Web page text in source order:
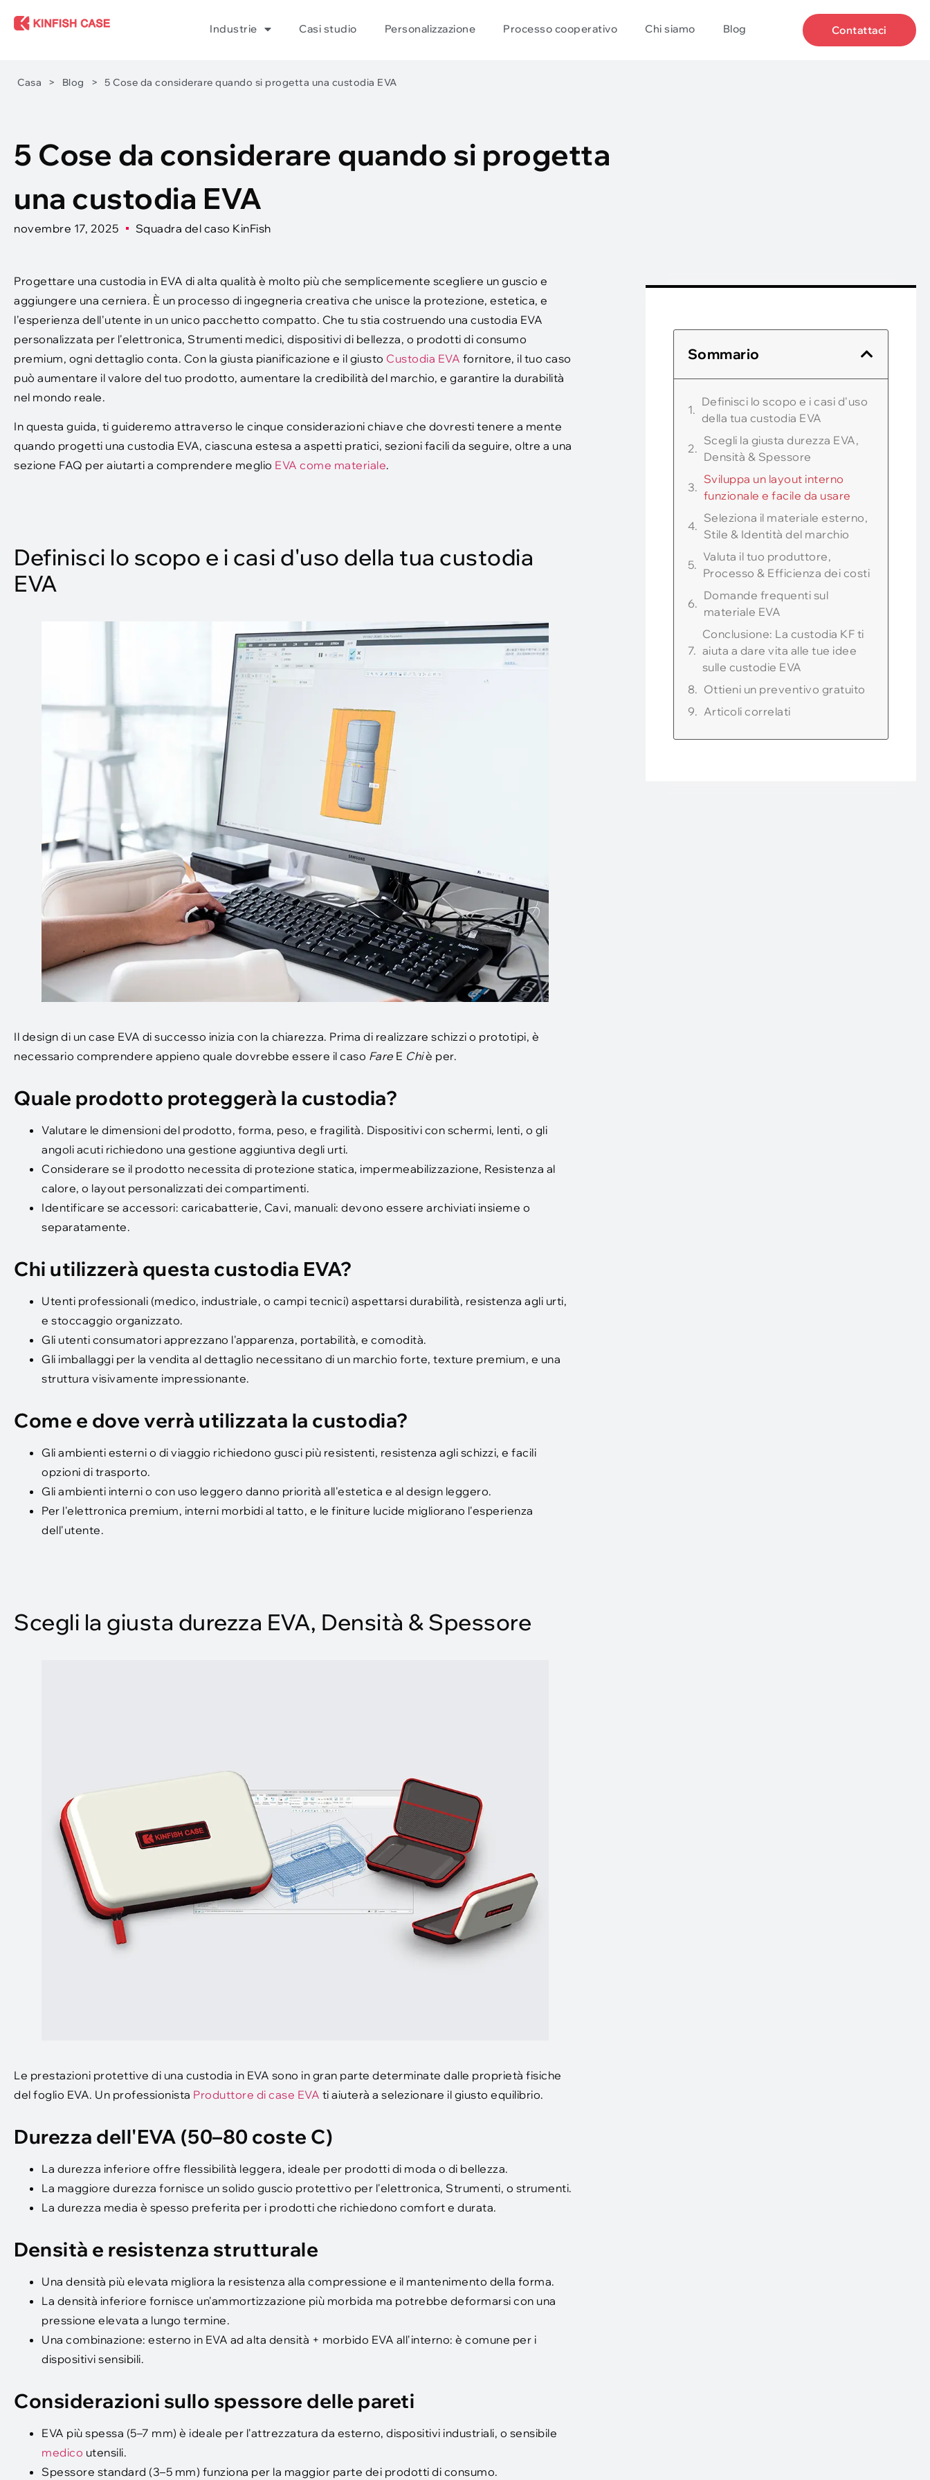
Industrie Casi studio Personalizzazione Processo cooperativo Chi siamo Blog Contattaci
Casa > Blog > 5 Cose da considerare quando si progetta una custodia EVA
5 Cose da considerare quando si progetta
una custodia EVA
novembre 17, 2025 Squadra del caso KinFish
Progettare una custodia in EVA di alta qualità è molto più che semplicemente scegliere un guscio e
aggiungere una cerniera. È un processo di ingegneria creativa che unisce la protezione, estetica, e
l'esperienza dell'utente in un unico pacchetto compatto. Che tu stia costruendo una custodia EVA
personalizzata per l'elettronica, Strumenti medici, dispositivi di bellezza, o prodotti di consumo
premium, ogni dettaglio conta. Con la giusta pianificazione e il giusto Custodia EVA fornitore, il tuo caso
può aumentare il valore del tuo prodotto, aumentare la credibilità del marchio, e garantire la durabilità
nel mondo reale.
In questa guida, ti guideremo attraverso le cinque considerazioni chiave che dovresti tenere a mente
quando progetti una custodia EVA, ciascuna estesa a aspetti pratici, sezioni facili da seguire, oltre a una
sezione FAQ per aiutarti a comprendere meglio EVA come materiale.
Definisci lo scopo e i casi d'uso della tua custodia
EVA
Il design di un case EVA di successo inizia con la chiarezza. Prima di realizzare schizzi o prototipi, è
necessario comprendere appieno quale dovrebbe essere il caso Fare E Chiè per.
Quale prodotto proteggerà la custodia?
Valutare le dimensioni del prodotto, forma, peso, e fragilità. Dispositivi con schermi, lenti, o gli
angoli acuti richiedono una gestione aggiuntiva degli urti.
Considerare se il prodotto necessita di protezione statica, impermeabilizzazione, Resistenza al
calore, o layout personalizzati dei compartimenti.
Identificare se accessori: caricabatterie, Cavi, manuali: devono essere archiviati insieme o
separatamente.
Chi utilizzerà questa custodia EVA?
Utenti professionali (medico, industriale, o campi tecnici) aspettarsi durabilità, resistenza agli urti,
e stoccaggio organizzato.
Gli utenti consumatori apprezzano l'apparenza, portabilità, e comodità.
Gli imballaggi per la vendita al dettaglio necessitano di un marchio forte, texture premium, e una
struttura visivamente impressionante.
Come e dove verrà utilizzata la custodia?
Gli ambienti esterni o di viaggio richiedono gusci più resistenti, resistenza agli schizzi, e facili
opzioni di trasporto.
Gli ambienti interni o con uso leggero danno priorità all'estetica e al design leggero.
Per l'elettronica premium, interni morbidi al tatto, e le finiture lucide migliorano l'esperienza
dell'utente.
Scegli la giusta durezza EVA, Densità & Spessore
Le prestazioni protettive di una custodia in EVA sono in gran parte determinate dalle proprietà fisiche
del foglio EVA. Un professionista Produttore di case EVA ti aiuterà a selezionare il giusto equilibrio.
Durezza dell'EVA (50–80 coste C)
La durezza inferiore offre flessibilità leggera, ideale per prodotti di moda o di bellezza.
La maggiore durezza fornisce un solido guscio protettivo per l'elettronica, Strumenti, o strumenti.
La durezza media è spesso preferita per i prodotti che richiedono comfort e durata.
Densità e resistenza strutturale
Una densità più elevata migliora la resistenza alla compressione e il mantenimento della forma.
La densità inferiore fornisce un'ammortizzazione più morbida ma potrebbe deformarsi con una
pressione elevata a lungo termine.
Una combinazione: esterno in EVA ad alta densità + morbido EVA all'interno: è comune per i
dispositivi sensibili.
Considerazioni sullo spessore delle pareti
EVA più spessa (5–7 mm) è ideale per l'attrezzatura da esterno, dispositivi industriali, o sensibile
medico utensili.
Spessore standard (3–5 mm) funziona per la maggior parte dei prodotti di consumo.
Sommario
Definisci lo scopo e i casi d'uso
della tua custodia EVA
Scegli la giusta durezza EVA,
Densità & Spessore
Sviluppa un layout interno
funzionale e facile da usare
Seleziona il materiale esterno,
Stile & Identità del marchio
Valuta il tuo produttore,
Processo & Efficienza dei costi
Domande frequenti sul
materiale EVA
Conclusione: La custodia KF ti
aiuta a dare vita alle tue idee
sulle custodie EVA
Ottieni un preventivo gratuito
Articoli correlati